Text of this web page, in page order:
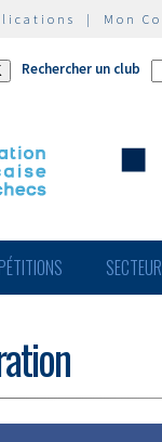
| Mon
Rechercher un club